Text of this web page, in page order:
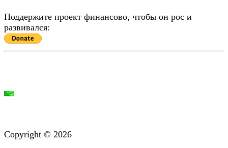
Поддержите проект финансово, чтобы он рос и
развивался:
Copyright © 2026